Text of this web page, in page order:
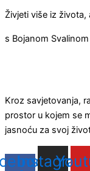
Živjeti više iz života,
s Bojanom Svalinom
Kroz savjetovanja,
prostor u kojem se
jasnoću za svoj
Instagram